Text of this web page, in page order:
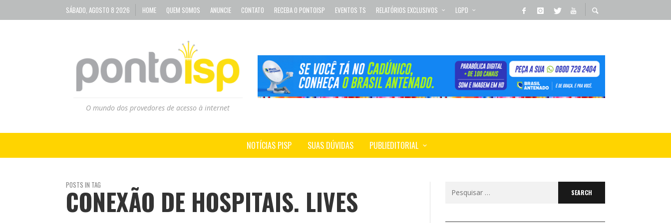
SÁBADO, AGOSTO 8 2026 HOME QUEM SOMOS ANUNCIE CONTATO RECEBA O PONTOISP EVENTOS TS RELATÓRIOS EXCLUSIVOS LGPD
O mundo dos provedores de acesso à internet
NOTÍCIAS PISP SUAS DÚVIDAS PUBLIEDITORIAL
POSTS IN TAG
CONEXÃO DE HOSPITAIS. LIVES